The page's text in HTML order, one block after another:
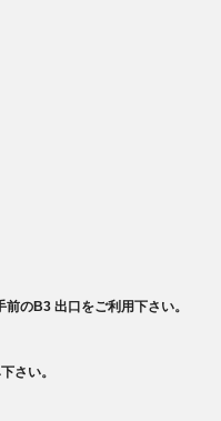
のB3 出口をご利用下さい。
さい。